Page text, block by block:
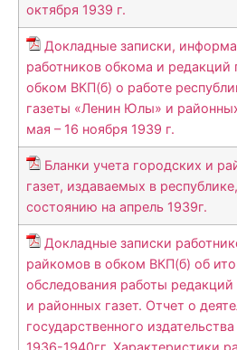
октября 1939 г.
Докладные записки,
работников обкома и редакций
обком ВКП(б) о работе
газеты «Ленин Юлы» и
мая – 16 ноября 1939 г.
Бланки учета городских и
газет, издаваемых в
состоянию на апрель 1939г.
Докладные записки
райкомов в обком ВКП(б) об
обследования работы редакций
и районных газет. Отчет о
государственного
1936-1940гг. Характеристики